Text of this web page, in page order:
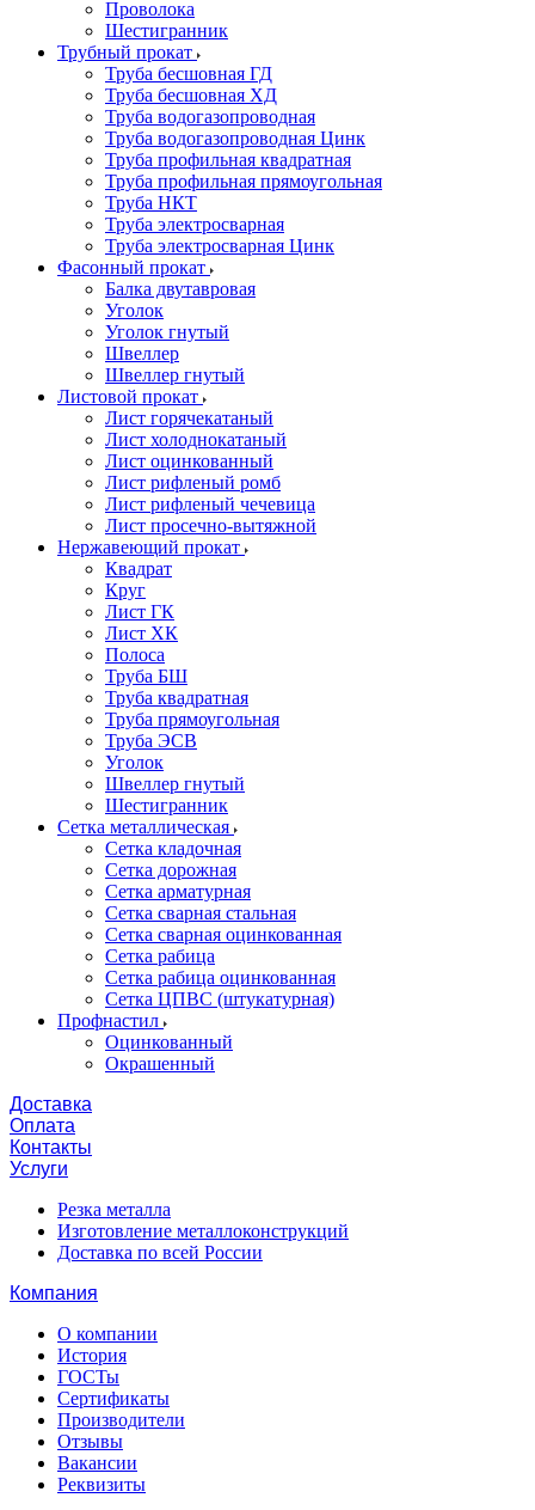
Проволока
Шестигранник
Трубный прокат
Труба бесшовная ГД
Труба бесшовная ХД
Труба водогазопроводная
Труба водогазопроводная Цинк
Труба профильная квадратная
Труба профильная прямоугольная
Труба НКТ
Труба электросварная
Труба электросварная Цинк
Фасонный прокат
Балка двутавровая
Уголок
Уголок гнутый
Швеллер
Швеллер гнутый
Листовой прокат
Лист горячекатаный
Лист холоднокатаный
Лист оцинкованный
Лист рифленый ромб
Лист рифленый чечевица
Лист просечно-вытяжной
Нержавеющий прокат
Квадрат
Круг
Лист ГК
Лист ХК
Полоса
Труба БШ
Труба квадратная
Труба прямоугольная
Труба ЭСВ
Уголок
Швеллер гнутый
Шестигранник
Сетка металлическая
Сетка кладочная
Сетка дорожная
Сетка арматурная
Сетка сварная стальная
Сетка сварная оцинкованная
Сетка рабица
Сетка рабица оцинкованная
Сетка ЦПВС (штукатурная)
Профнастил
Оцинкованный
Окрашенный
Доставка
Оплата
Контакты
Услуги
Резка металла
Изготовление металлоконструкций
Доставка по всей России
Компания
О компании
История
ГОСТы
Сертификаты
Производители
Отзывы
Вакансии
Реквизиты